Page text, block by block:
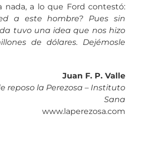
nada, a lo que Ford contestó:
a este hombre? Pues sin
tuvo una idea que nos hizo
de dólares. Dejémosle
Juan F. P. Valle
reposo la Perezosa – Instituto
Sana
www.laperezosa.com